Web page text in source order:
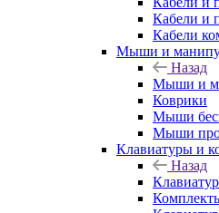
Кабели и
Кабели
Мыши и
Назад
Мыши и
Коврики
Мыши
Мыши
Клавиатуры и
Назад